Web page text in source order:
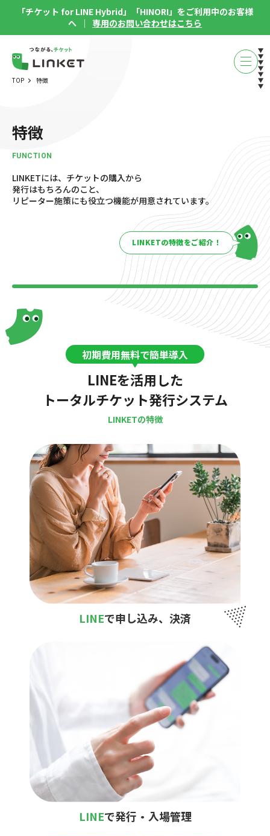
「チケット for LINE Hybrid」「HINORI」をご利用中のお客様
へ ｜ 専用のお問い合わせはこちら
TOP 特徴
特徴
FUNCTION
LINKETには、チケットの購入から
発行はもちろんのこと、
リピーター施策にも役立つ機能が用意されています。
LINKETの特徴をご紹介！
初期費用無料で簡単導入
LINEを活用した
トータルチケット発行システム
LINKETの特徴
LINEで申し込み、決済
LINEで発行・入場管理